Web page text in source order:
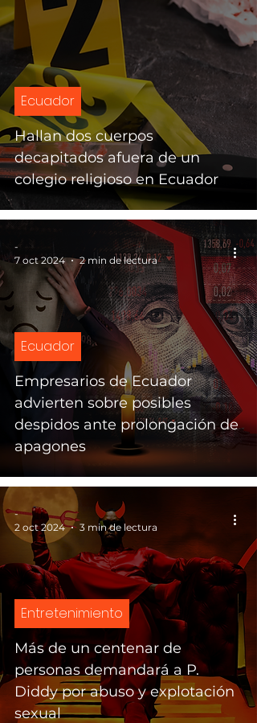
Hallan dos cuerpos
decapitados afuera de un
colegio religioso en Ecuador
Ecuador
Empresarios de Ecuador
advierten sobre posibles
despidos ante prolongación de
apagones
Ecuador
-
7 oct 2024
2 min de lectura
Más de un centenar de
personas demandará a P.
Diddy por abuso y explotación
sexual
Entretenimiento
-
2 oct 2024
3 min de lectura